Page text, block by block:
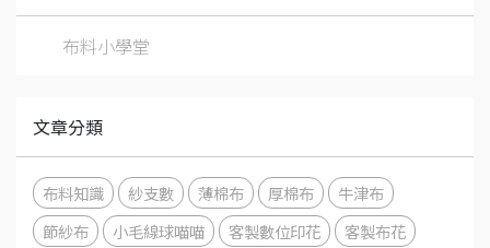
布料小學堂
文章分類
布料知識 紗支數 薄棉布 厚棉布
牛津布
節紗布
小毛線球喵喵 客製數位印花
客製布花